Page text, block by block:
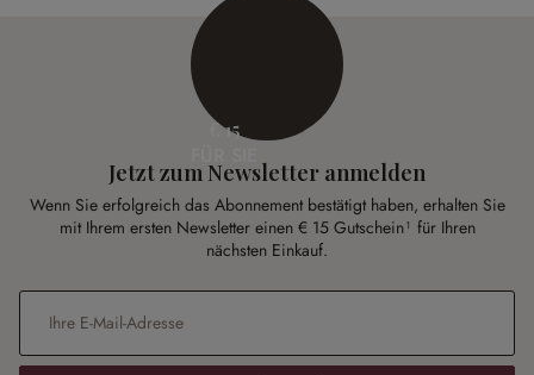
€ 15
Jetzt zum Newsletter anmelden
Wenn Sie erfolgreich das Abonnement bestätigt haben, erhalten Sie
mit Ihrem ersten Newsletter einen € 15 Gutschein¹ für Ihren
nächsten Einkauf.
E-Mail-Adresse*